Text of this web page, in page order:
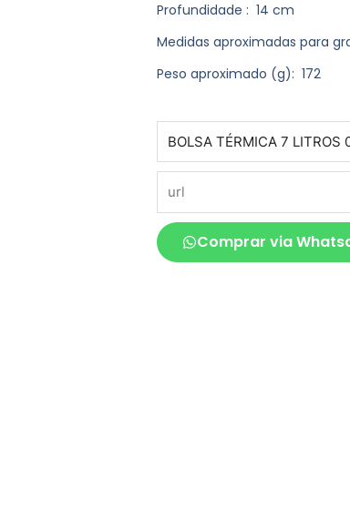
Profundidade : 14 cm
Medidas aproximadas para
Peso aproximado (g): 172
Comprar via